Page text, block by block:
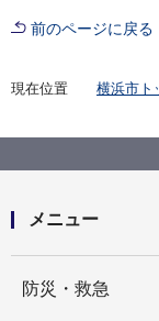
前のページに戻る
現在位置 横浜市ト
新型コ
認につい
メニュー
防災・救急